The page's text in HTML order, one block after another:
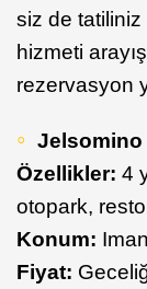
siz de tatiliniz
hizmeti
rezervasyon
Jelsomino
Özellikler: 4
otopark,
Konum:
Fiyat: